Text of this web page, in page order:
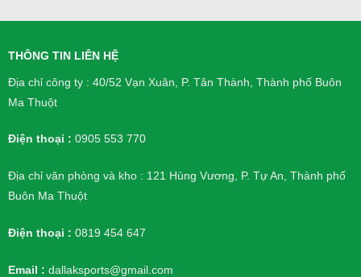
THÔNG TIN LIÊN HỆ
Địa chỉ công ty : 40/52 Vạn Xuân, P. Tân Thành, Thành phố Buôn
Ma Thuột
Điện thoại : 0905 553 770
Địa chỉ văn phòng và kho : 121 Hùng Vương, P. Tự An, Thành phố
Buôn Ma Thuột
Điện thoại : 0819 454 647
Email : dallaksports@gmail.com